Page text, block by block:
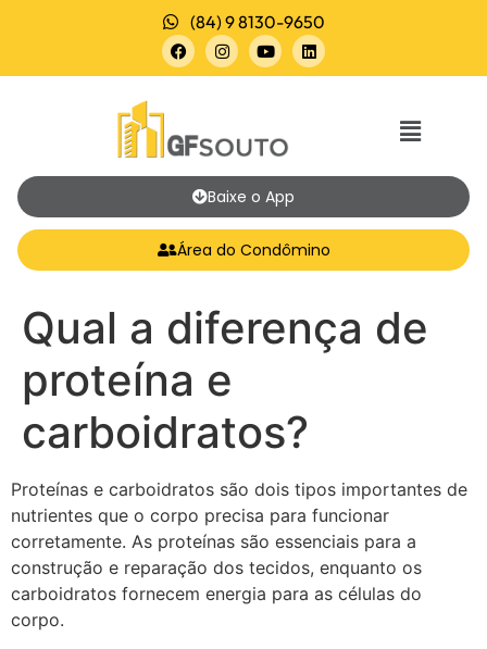
(84) 9 8130-9650
Baixe o App
Área do Condômino
Qual a diferença de
proteína e
carboidratos?
Proteínas e carboidratos são dois tipos importantes de
nutrientes que o corpo precisa para funcionar
corretamente. As proteínas são essenciais para a
construção e reparação dos tecidos, enquanto os
carboidratos fornecem energia para as células do
corpo.